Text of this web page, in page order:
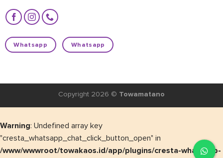
Whatsapp Whatsapp
Copyright 2026 © Towamatano
Warning: Undefined array key
"cresta_whatsapp_chat_click_button_open" in
/www/wwwroot/towakaos.id/app/plugins/cresta-whatsapp-